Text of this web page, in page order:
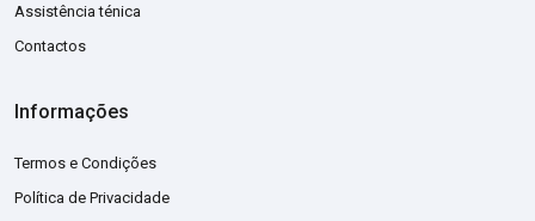
Assistência ténica
Contactos
Informações
Termos e Condições
Política de Privacidade